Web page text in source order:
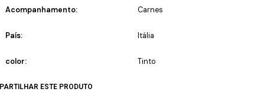
Acompanhamento: Carnes
País: Itália
color: Tinto
PARTILHAR ESTE PRODUTO